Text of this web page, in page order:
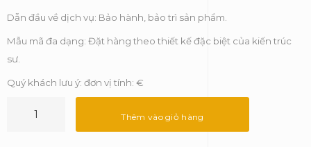
Dẫn đầu về dịch vụ: Bảo hành, bảo trì sản phẩm.
Mẫu mã đa dạng: Đặt hàng theo thiết kế đặc biệt của kiến trúc
sư.
Quý khách lưu ý: đơn vị tính: €
Thêm vào giỏ hàng